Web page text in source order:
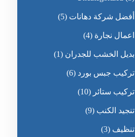
أفضل شركة دهانات (5)
اعمال نجارة (4)
بديل الخشب للجدران (1)
تركيب جبس بورد (6)
تركيب ستائر (10)
تنجيد الكنب (9)
تنظيف (3)